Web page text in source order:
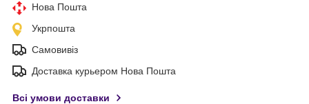
Нова Пошта
Укрпошта
Самовивіз
Доставка курьером Нова Пошта
Всі умови доставки